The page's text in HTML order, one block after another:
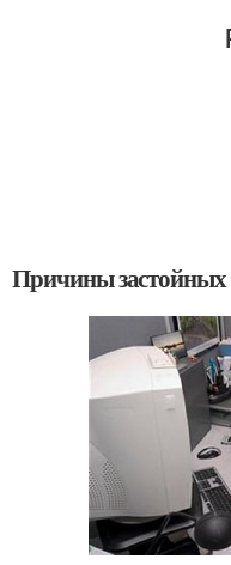
Причины застойных